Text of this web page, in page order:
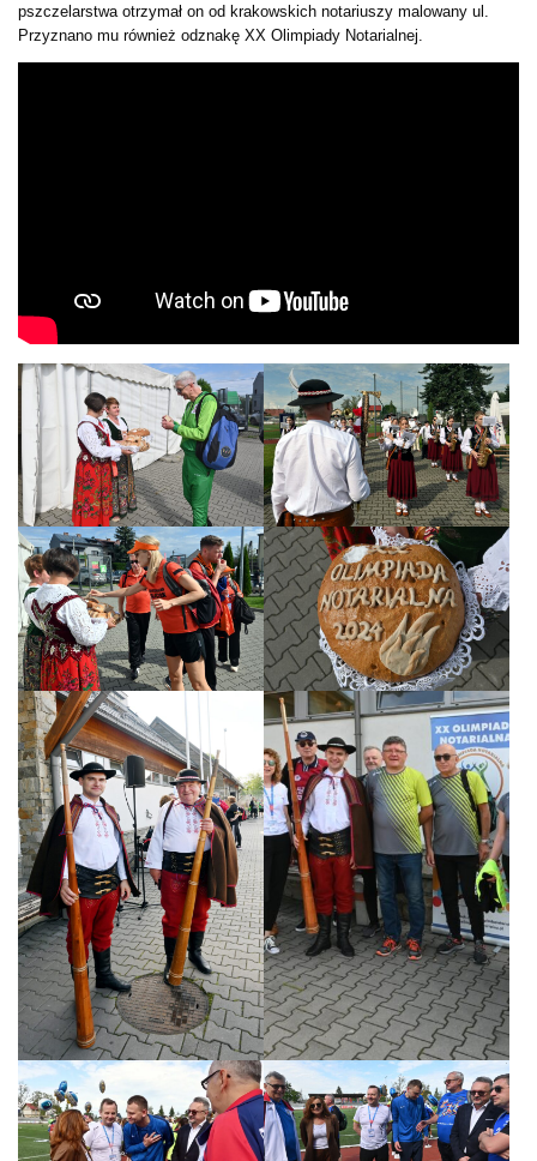
pszczelarstwa otrzymał on od krakowskich notariuszy malowany ul.
Przyznano mu również odznakę XX Olimpiady Notarialnej.